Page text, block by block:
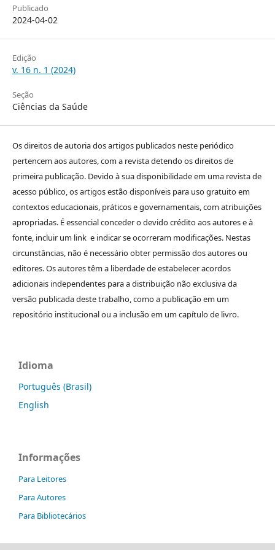
Publicado
2024-04-02
Edição
v. 16 n. 1 (2024)
Seção
Ciências da Saúde
Os direitos de autoria dos artigos publicados neste periódico
pertencem aos autores, com a revista detendo os direitos de
primeira publicação. Devido à sua disponibilidade em uma revista de
acesso público, os artigos estão disponíveis para uso gratuito em
contextos educacionais, práticos e governamentais, com atribuições
apropriadas. É essencial conceder o devido crédito aos autores e à
fonte, incluir um link e indicar se ocorreram modificações. Nestas
circunstâncias, não é necessário obter permissão dos autores ou
editores. Os autores têm a liberdade de estabelecer acordos
adicionais independentes para a distribuição não exclusiva da
versão publicada deste trabalho, como a publicação em um
repositório institucional ou a inclusão em um capítulo de livro.
Idioma
Português (Brasil)
English
Informações
Para Leitores
Para Autores
Para Bibliotecários